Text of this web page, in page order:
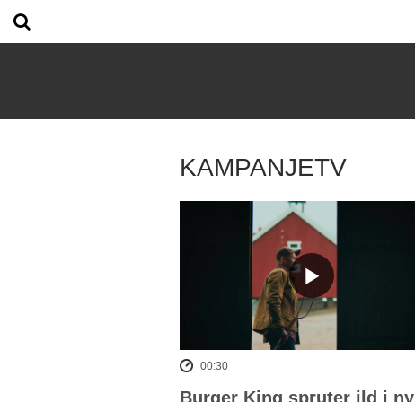
KAMPANJETV
00:30
Burger King spruter ild i ny